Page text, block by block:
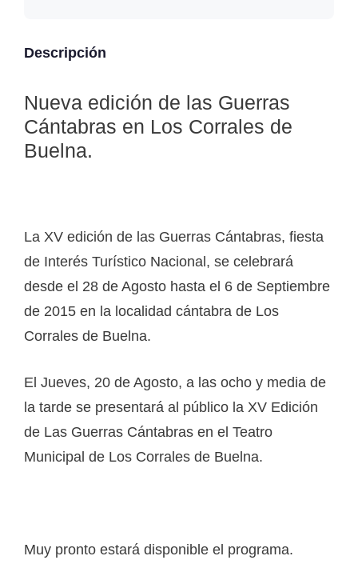
Descripción
Nueva edición de las Guerras
Cántabras en Los Corrales de
Buelna.
La XV edición de las Guerras Cántabras, fiesta
de Interés Turístico Nacional, se celebrará
desde el 28 de Agosto hasta el 6 de Septiembre
de 2015 en la localidad cántabra de Los
Corrales de Buelna.
El Jueves, 20 de Agosto, a las ocho y media de
la tarde se presentará al público la XV Edición
de Las Guerras Cántabras en el Teatro
Municipal de Los Corrales de Buelna.
Muy pronto estará disponible el programa.